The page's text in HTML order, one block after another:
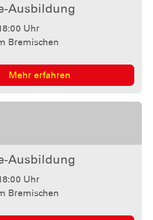
Ausbildung
- 18:00 Uhr
Mehr erfahren
Ausbildung
- 18:00 Uhr